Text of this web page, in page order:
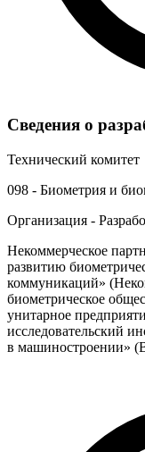
Сведения о
Технический комитет
098 - Биометрия и
Организация -
Некоммерческое
развитию
коммуникаций»
биометрическое
унитарное
исследовательский
в